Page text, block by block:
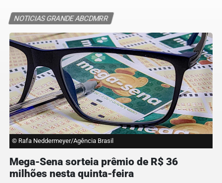
NOTICIAS GRANDE ABCDMRR
© Rafa Neddermeyer/Agência Brasil
Mega-Sena sorteia prêmio de R$ 36
milhões nesta quinta-feira